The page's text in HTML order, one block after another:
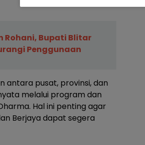
Rohani, Bupati Blitar
Penggunaan
antara pusat, provinsi, dan
melalui program dan
Hal ini penting agar
Berjaya dapat segera